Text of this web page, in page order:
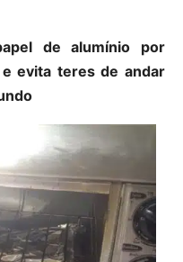
de alumínio por
evita teres de andar